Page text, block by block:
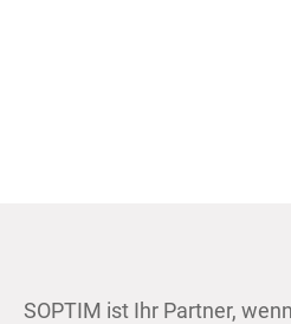
SOPTIM ist Ihr Partner,